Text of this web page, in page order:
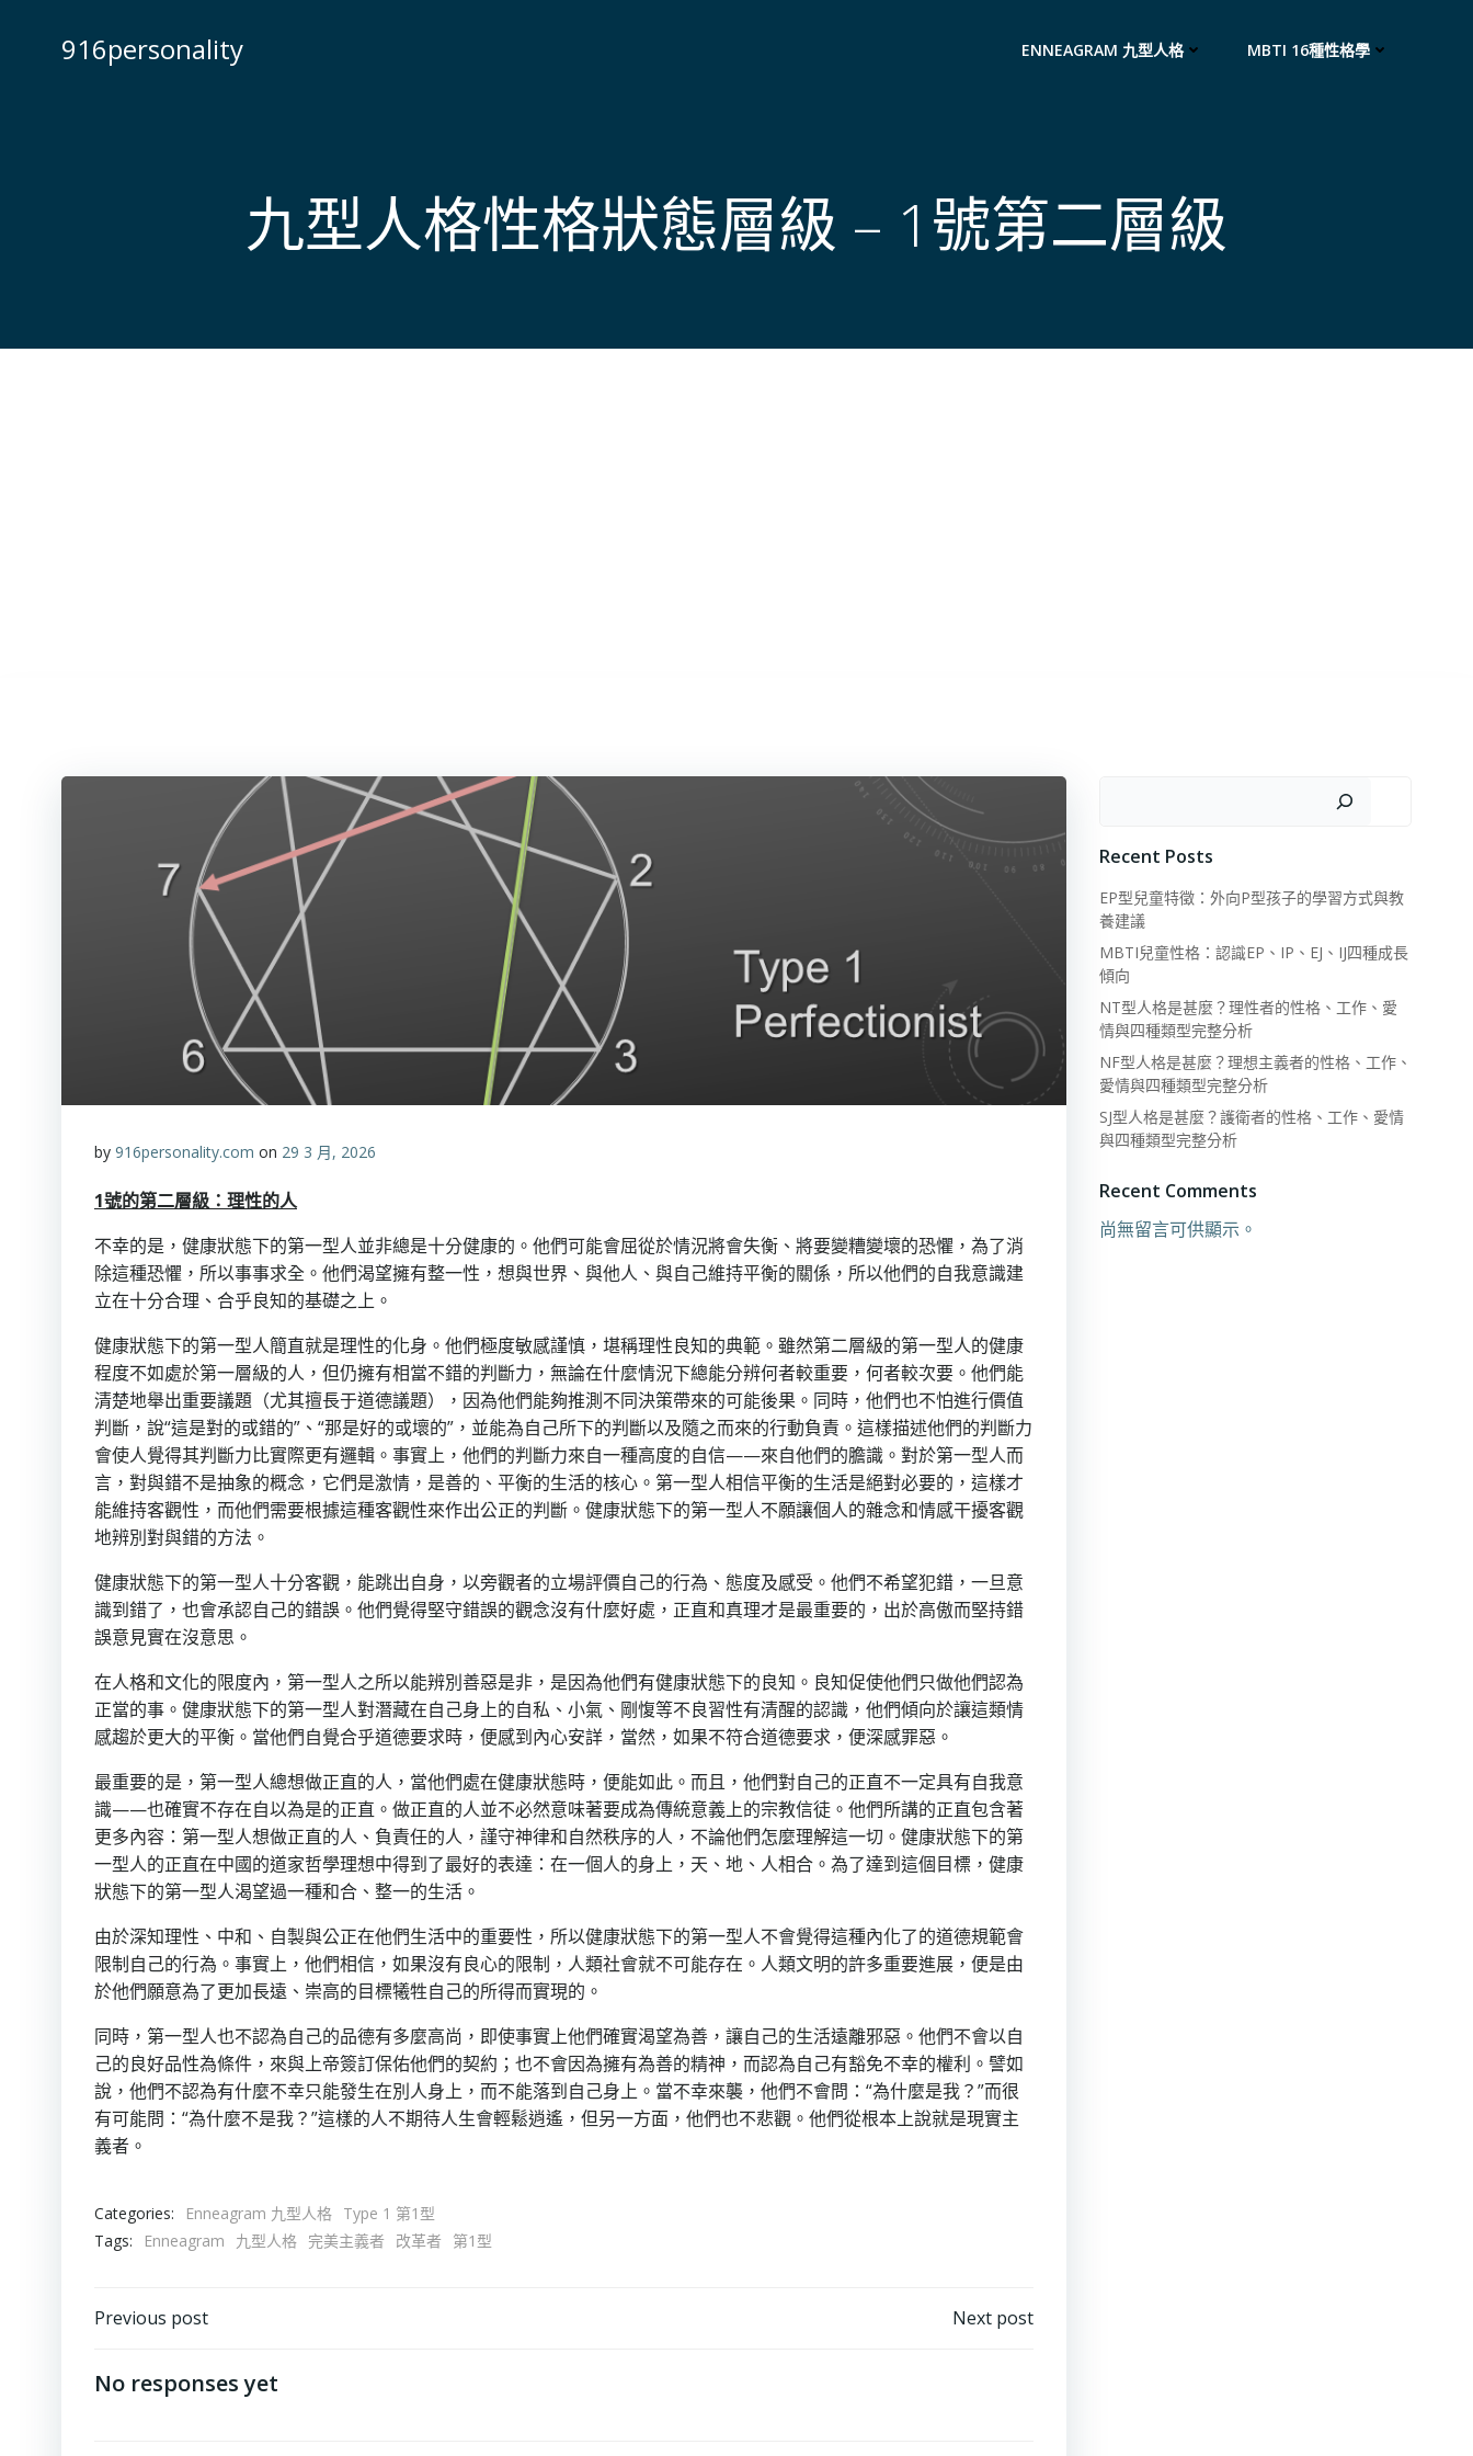
916personality ENNEAGRAM 九型人格 MBTI 16種性格學
九型人格性格狀態層級 – 1號第二層級
by 916personality.com on 29 3 月, 2026
1號的第二層級：理性的人
不幸的是，健康狀態下的第一型人並非總是十分健康的。他們可能會屈從於情況將會失衡、將要變糟變壞的恐懼，為了消
除這種恐懼，所以事事求全。他們渴望擁有整一性，想與世界、與他人、與自己維持平衡的關係，所以他們的自我意識建
立在十分合理、合乎良知的基礎之上。
健康狀態下的第一型人簡直就是理性的化身。他們極度敏感謹慎，堪稱理性良知的典範。雖然第二層級的第一型人的健康
程度不如處於第一層級的人，但仍擁有相當不錯的判斷力，無論在什麼情況下總能分辨何者較重要，何者較次要。他們能
清楚地舉出重要議題（尤其擅長于道德議題），因為他們能夠推測不同決策帶來的可能後果。同時，他們也不怕進行價值
判斷，說“這是對的或錯的”、“那是好的或壞的”，並能為自己所下的判斷以及隨之而來的行動負責。這樣描述他們的判斷力
會使人覺得其判斷力比實際更有邏輯。事實上，他們的判斷力來自一種高度的自信——來自他們的膽識。對於第一型人而
言，對與錯不是抽象的概念，它們是激情，是善的、平衡的生活的核心。第一型人相信平衡的生活是絕對必要的，這樣才
能維持客觀性，而他們需要根據這種客觀性來作出公正的判斷。健康狀態下的第一型人不願讓個人的雜念和情感干擾客觀
地辨別對與錯的方法。
健康狀態下的第一型人十分客觀，能跳出自身，以旁觀者的立場評價自己的行為、態度及感受。他們不希望犯錯，一旦意
識到錯了，也會承認自己的錯誤。他們覺得堅守錯誤的觀念沒有什麼好處，正直和真理才是最重要的，出於高傲而堅持錯
誤意見實在沒意思。
在人格和文化的限度內，第一型人之所以能辨別善惡是非，是因為他們有健康狀態下的良知。良知促使他們只做他們認為
正當的事。健康狀態下的第一型人對潛藏在自己身上的自私、小氣、剛愎等不良習性有清醒的認識，他們傾向於讓這類情
感趨於更大的平衡。當他們自覺合乎道德要求時，便感到內心安詳，當然，如果不符合道德要求，便深感罪惡。
最重要的是，第一型人總想做正直的人，當他們處在健康狀態時，便能如此。而且，他們對自己的正直不一定具有自我意
識——也確實不存在自以為是的正直。做正直的人並不必然意味著要成為傳統意義上的宗教信徒。他們所講的正直包含著
更多內容：第一型人想做正直的人、負責任的人，謹守神律和自然秩序的人，不論他們怎麼理解這一切。健康狀態下的第
一型人的正直在中國的道家哲學理想中得到了最好的表達：在一個人的身上，天、地、人相合。為了達到這個目標，健康
狀態下的第一型人渴望過一種和合、整一的生活。
由於深知理性、中和、自製與公正在他們生活中的重要性，所以健康狀態下的第一型人不會覺得這種內化了的道德規範會
限制自己的行為。事實上，他們相信，如果沒有良心的限制，人類社會就不可能存在。人類文明的許多重要進展，便是由
於他們願意為了更加長遠、崇高的目標犧牲自己的所得而實現的。
同時，第一型人也不認為自己的品德有多麼高尚，即使事實上他們確實渴望為善，讓自己的生活遠離邪惡。他們不會以自
己的良好品性為條件，來與上帝簽訂保佑他們的契約；也不會因為擁有為善的精神，而認為自己有豁免不幸的權利。譬如
說，他們不認為有什麼不幸只能發生在別人身上，而不能落到自己身上。當不幸來襲，他們不會問：“為什麼是我？”而很
有可能問：“為什麼不是我？”這樣的人不期待人生會輕鬆逍遙，但另一方面，他們也不悲觀。他們從根本上說就是現實主
義者。
Categories: Enneagram 九型人格 Type 1 第1型
Tags:
Enneagram 九型人格 完美主義者 改革者 第1型
Post
navigation
Previous post Next post
No responses yet
Recent Posts
EP型兒童特徵：外向P型孩子的學習方式與教
養建議
MBTI兒童性格：認識EP、IP、EJ、IJ四種成長
傾向
NT型人格是甚麼？理性者的性格、工作、愛
情與四種類型完整分析
NF型人格是甚麼？理想主義者的性格、工作、
愛情與四種類型完整分析
SJ型人格是甚麼？護衛者的性格、工作、愛情
與四種類型完整分析
Recent Comments
尚無留言可供顯示。